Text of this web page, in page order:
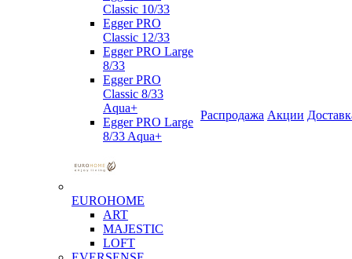
Classic 10/33
Egger PRO
Classic 12/33
Egger PRO Large
8/33
Egger PRO
Classic 8/33
Aqua+
Egger PRO Large
8/33 Aqua+
EUROHOME
ART
MAJESTIC
LOFT
Распродажа Акции